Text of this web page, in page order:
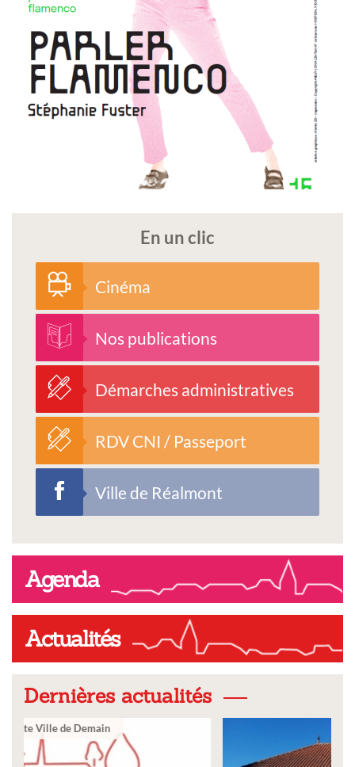
En un clic
Cinéma
Nos publications
Démarches administratives
RDV CNI / Passeport
Ville de Réalmont
Agenda
Actualités
Dernières actualités